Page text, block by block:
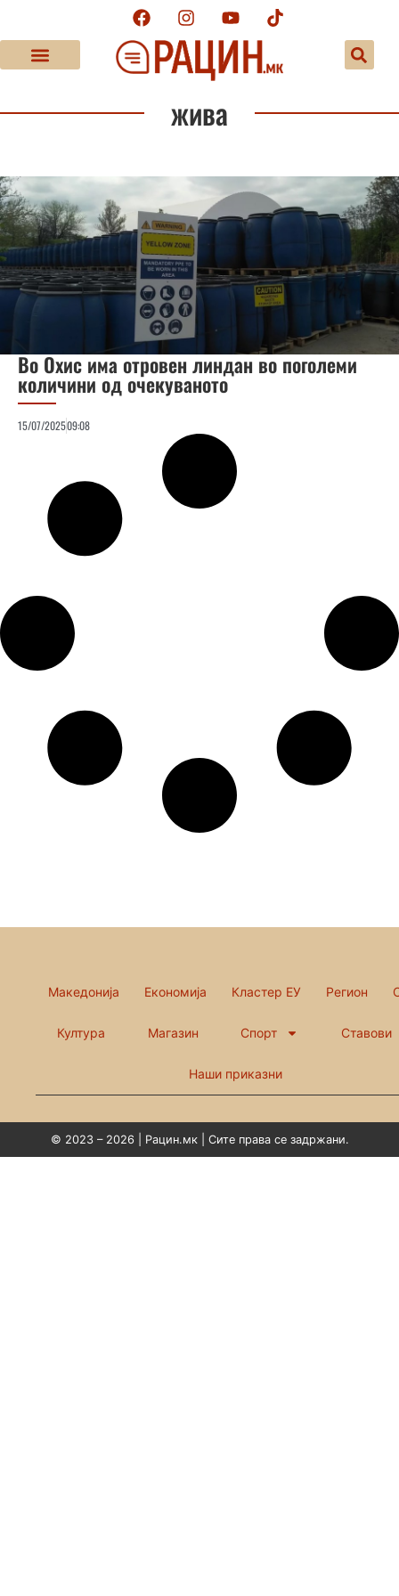
жива
Во Охис има отровен линдан во поголеми
количини од очекуваното
15/07/202509:08
Македонија Економија Кластер ЕУ Регион
Култура Магазин Спорт Ставови
Наши приказни
© 2023 – 2026 | Рацин.мк | Сите права се задржани.